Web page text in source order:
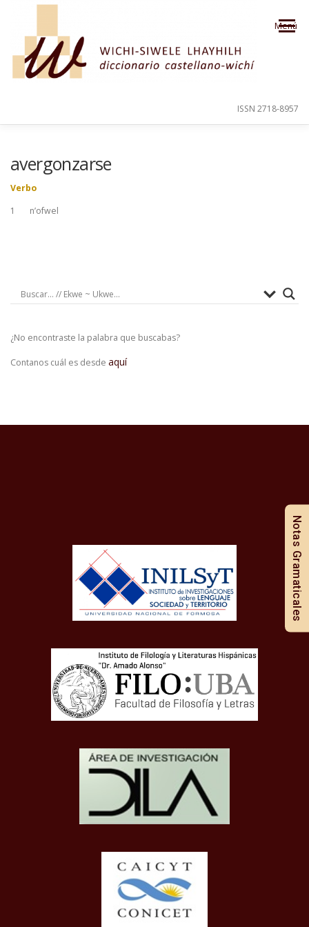
Saltar al contenido
Menú
ISSN 2718-8957
avergonzarse
Verbo
1 n’ofwel
¿No encontraste la palabra que buscabas?
Contanos cuál es desde aquí
Notas Gramaticales